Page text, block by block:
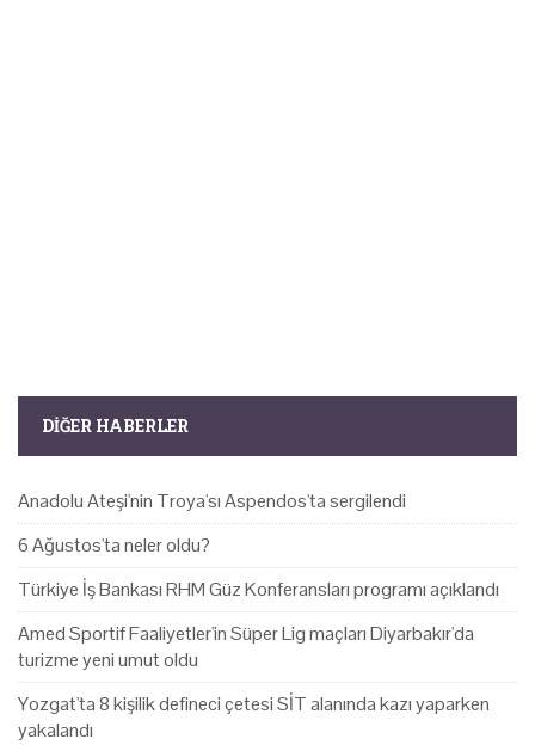
DIĞER HABERLER
Anadolu Ateşi'nin Troya'sı Aspendos'ta sergilendi
6 Ağustos'ta neler oldu?
Türkiye İş Bankası RHM Güz Konferansları programı açıklandı
Amed Sportif Faaliyetler'in Süper Lig maçları Diyarbakır'da
turizme yeni umut oldu
Yozgat'ta 8 kişilik defineci çetesi SİT alanında kazı yaparken
yakalandı